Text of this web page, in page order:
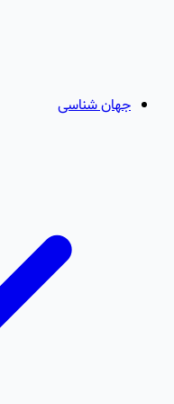
جهان شناسی